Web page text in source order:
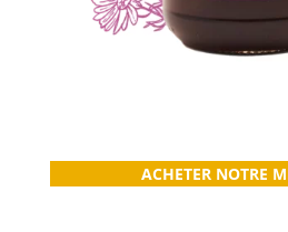
ACHETER NOTRE